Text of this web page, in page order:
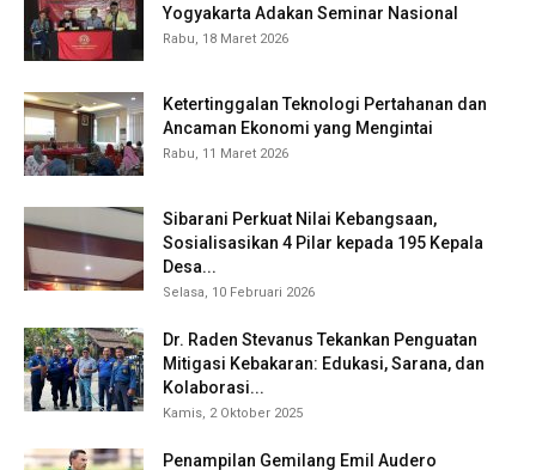
Yogyakarta Adakan Seminar Nasional
Rabu, 18 Maret 2026
Ketertinggalan Teknologi Pertahanan dan
Ancaman Ekonomi yang Mengintai
Rabu, 11 Maret 2026
Sibarani Perkuat Nilai Kebangsaan,
Sosialisasikan 4 Pilar kepada 195 Kepala
Desa...
Selasa, 10 Februari 2026
Dr. Raden Stevanus Tekankan Penguatan
Mitigasi Kebakaran: Edukasi, Sarana, dan
Kolaborasi...
Kamis, 2 Oktober 2025
Penampilan Gemilang Emil Audero